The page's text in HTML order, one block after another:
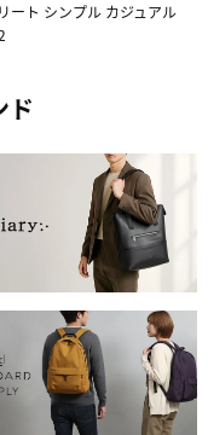
ート シンプル カジュアル
ド